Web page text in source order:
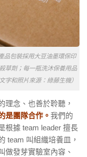
品包裝採用大豆油墨環保印
草劑；每一瓶洗沐保養用品
字和照片來源：綠藤生機）
理念、也善於聆聽，
是團隊合作。 我們的
根據 team leader 擅長
team 叫組織培養皿，
做發芽實驗室內容、